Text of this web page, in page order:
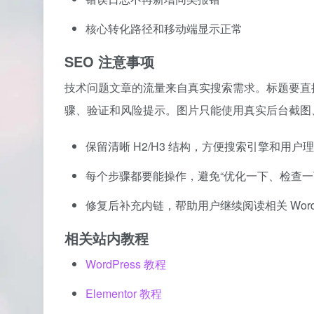
核心转化路径和移动端显示正常
SEO 注意事项
技术问题文章的流量来自真实搜索需求。标题要
骤、验证和风险提示。图片只能使用真实后台截
保留清晰 H2/H3 结构，方便搜索引擎和用户
每个步骤都要能操作，避免“优化一下、检查
修复后补充内链，帮助用户继续阅读相关
相关站内教程
WordPress 教程
Elementor 教程